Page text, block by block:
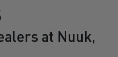
at Nuuk,